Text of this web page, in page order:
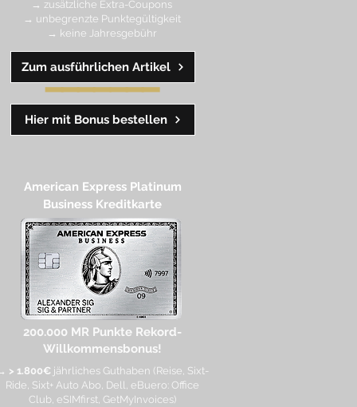
Hier mit Bonus bestellen
Zum ausführlichen Artikel
→ zusätzliche Extra-Coupons
→ unbegrenzte Punktegültigkeit
→ keine Jahresgebühr
━━━━━━━
American Express Platinum
Business Kreditkarte​
200.000 MR Punkte Rekord-
Willkommensbonus!
> 1.800€ jährliches Guthaben (Reise, Sixt-
Ride, Sixt+ Auto Abo, Dell, eBuero: Office
Club, eSIMfirst, GetMyInvoices)